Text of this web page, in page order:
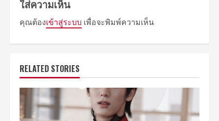
ใส่ความเห็น
คุณต้องเข้าสู่ระบบ เพื่อจะพิมพ์ความเห็น
RELATED STORIES